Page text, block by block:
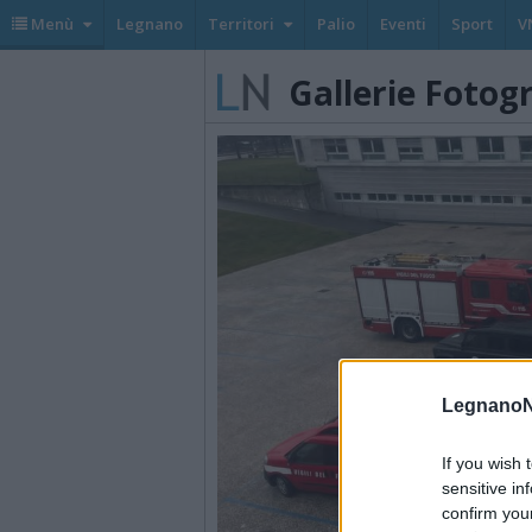
If you wish
sensitive
confirm
Menù Legnano Territori Palio Eventi Sport
Gallerie